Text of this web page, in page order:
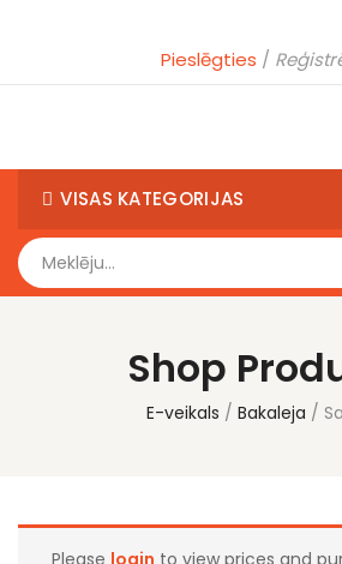
Pieslēgties
VISAS KATEGORIJAS
Shop
E-veikals Bakaleja
Please login to view prices and